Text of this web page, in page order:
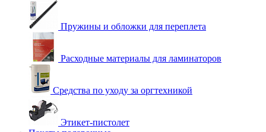
Пружины и обложки для переплета
Расходные материалы для ламинаторов
Средства по уходу за оргтехникой
Этикет-пистолет